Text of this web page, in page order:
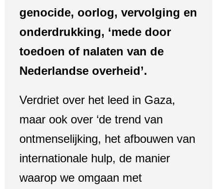
genocide, oorlog, vervolging en
onderdrukking, ‘mede door
toedoen of nalaten van de
Nederlandse overheid’.
Verdriet over het leed in Gaza,
maar ook over ‘de trend van
ontmenselijking, het afbouwen van
internationale hulp, de manier
waarop we omgaan met